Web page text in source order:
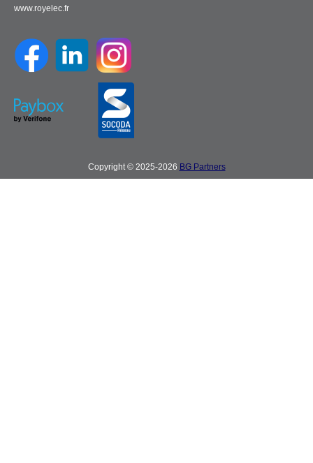
www.royelec.fr
Copyright © 2025-2026 BG Partners